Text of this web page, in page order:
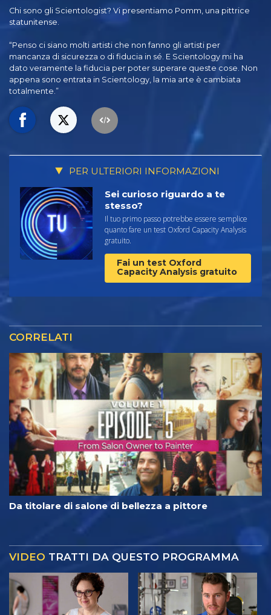
Chi sono gli Scientologist? Vi presentiamo Pomm, una pittrice
statunitense.
“Penso ci siano molti artisti che non fanno gli artisti per
mancanza di sicurezza o di fiducia in sé. E Scientology mi ha
dato veramente la fiducia per poter superare queste cose. Non
appena sono entrata in Scientology, la mia arte è cambiata
totalmente.”
PER ULTERIORI INFORMAZIONI
Sei curioso riguardo a te
stesso?
Il tuo primo passo potrebbe essere semplice
quanto fare un test Oxford Capacity Analysis
gratuito.
Fai un test Oxford
Capacity Analysis gratuito
CORRELATI
Da titolare di salone di bellezza a pittore
VIDEO TRATTI DA QUESTO PROGRAMMA